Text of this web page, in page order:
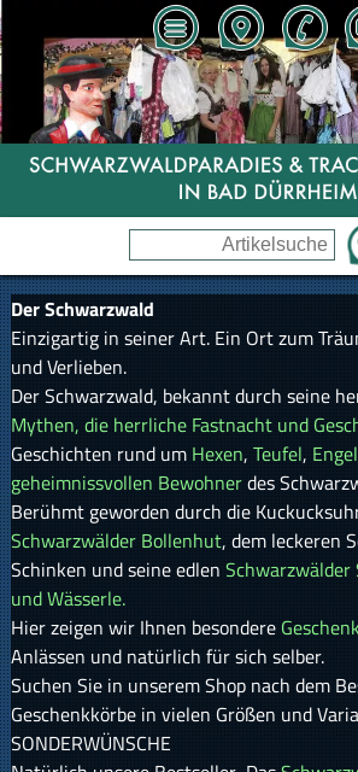
Der Schwarzwald
Einzigartig in seiner Art. Ein Ort zum
und Verlieben.
Der Schwarzwald, bekannt durch seine
Mythen, die herrliche Fastnacht und
Geschichten rund um Hexen, Teufel, Engel
geheimnissvollen Bewohnerdes
Berühmt geworden durch die
Schwarzwälder Bollenhut, dem leckeren
Schinken und seine edlen Schwarzwälder
und Wässerle.
Hier zeigen wir Ihnen besondere
Anlässen und natürlich für sich selber.
Suchen Sie in unserem Shop nach dem
Geschenkkörbe in vielen Größen und
SONDERWÜNSCHE